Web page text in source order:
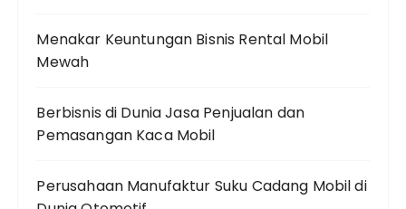
Menakar Keuntungan Bisnis Rental Mobil
Mewah
Berbisnis di Dunia Jasa Penjualan dan
Pemasangan Kaca Mobil
Perusahaan Manufaktur Suku Cadang Mobil di